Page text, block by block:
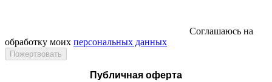
Соглашаюсь на
обработку моих персональных данных
Публичная оферта